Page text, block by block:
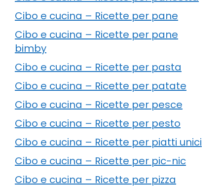
Cibo e cucina – Ricette per pane
Cibo e cucina – Ricette per pane
bimby
Cibo e cucina – Ricette per pasta
Cibo e cucina – Ricette per patate
Cibo e cucina – Ricette per pesce
Cibo e cucina – Ricette per pesto
Cibo e cucina – Ricette per piatti unici
Cibo e cucina – Ricette per pic-nic
Cibo e cucina – Ricette per pizza